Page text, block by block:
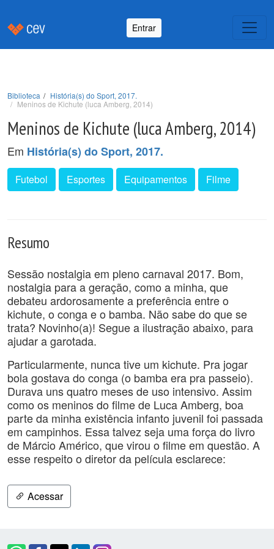
Entrar
Biblioteca
História(s) do Sport, 2017.
Meninos de Kichute (luca Amberg, 2014)
Meninos de Kichute (luca Amberg, 2014)
Em História(s) do Sport, 2017.
Futebol Esportes Equipamentos Filme
Resumo
Sessão nostalgia em pleno carnaval 2017. Bom,
nostalgia para a geração, como a minha, que
debateu ardorosamente a preferência entre o
kichute, o conga e o bamba. Não sabe do que se
trata? Novinho(a)! Segue a ilustração abaixo, para
ajudar a garotada.
Particularmente, nunca tive um kichute. Pra jogar
bola gostava do conga (o bamba era pra passeio).
Durava uns quatro meses de uso intensivo. Assim
como os meninos do filme de Luca Amberg, boa
parte da minha existência infanto juvenil foi passada
em campinhos. Essa talvez seja uma força do livro
de Márcio Américo, que virou o filme em questão. A
esse respeito o diretor da película esclarece:
Acessar